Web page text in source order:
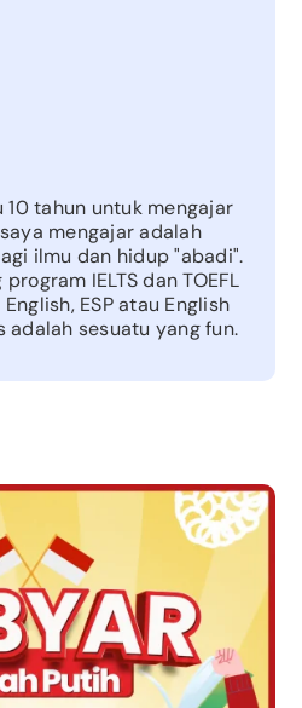
10 tahun untuk mengajar
mengajar adalah
ilmu dan hidup "abadi".
IELTS dan TOEFL
ESP atau English
adalah sesuatu yang fun.